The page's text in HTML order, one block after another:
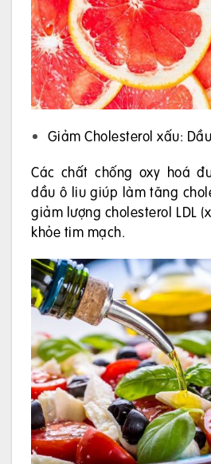
Giảm Cholesterol xấu:
Các chất chống oxy hoá
dầu ô liu giúp làm tăng
giảm lượng cholesterol LDL
khỏe tim mạch.